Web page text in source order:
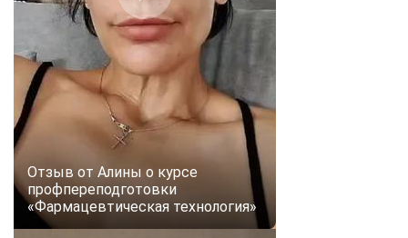
Отзыв от Алины о курсе
профпереподготовки
«Фармацевтическая технология»
Мессенджеры
Свяжитесь с нами через любой удобный мессенджер!
Telegram WhatsApp
Vkontakte EMail
Max